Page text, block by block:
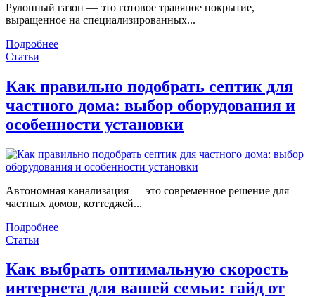
Рулонный газон — это готовое травяное покрытие,
выращенное на специализированных...
Подробнее
Статьи
Как правильно подобрать септик для
частного дома: выбор оборудования и
особенности установки
Автономная канализация — это современное решение для
частных домов, коттеджей...
Подробнее
Статьи
Как выбрать оптимальную скорость
интернета для вашей семьи: гайд от